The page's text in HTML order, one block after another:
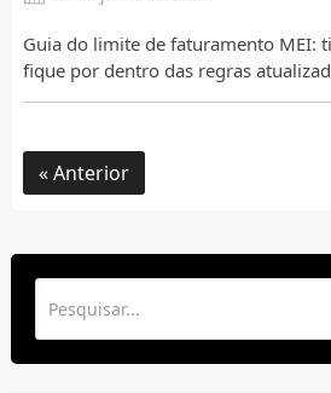
Guia do limite de faturamento MEI:
fique por dentro das regras
Anterior